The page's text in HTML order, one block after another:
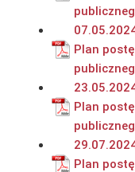
Plan
Plan
Plan